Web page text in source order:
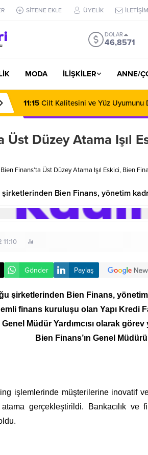
SİTENE EKLE ÜYELİK İLETİŞİM
DOLAR
46,8571
MODA İLİŞKİLER ANNE/
07:20Karavan Kiralama ile Yola
Üst Düzey Atama Işıl
Bien Finans’ta Üst Düzey Atama Işıl Eskici, Bien
Bien Finans, yönetim
Gönder Paylaş
şirketlerinden Bien Finans,
finans kuruluşu olan Yapı Kredi
Müdür Yardımcısı olarak görev
Bien Finans’ın Genel
işlemlerinde müşterilerine inovatif
gerçekleştirildi. Bankacılık